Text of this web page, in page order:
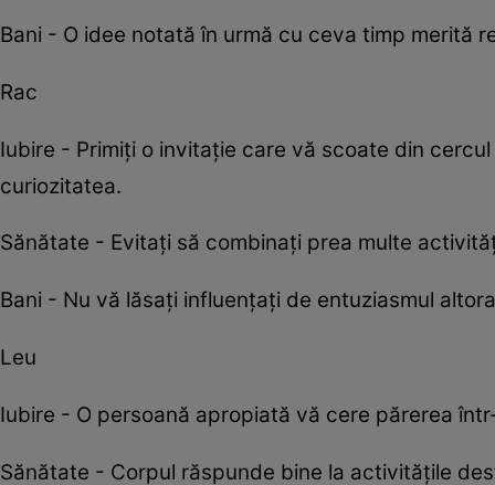
Bani - O idee notată în urmă cu ceva timp merită
Rac
Iubire - Primiți o invitație care vă scoate din
curiozitatea.
Sănătate - Evitați să combinați prea multe
Bani - Nu vă lăsați influențați de entuziasmul
Leu
Iubire - O persoană apropiată vă cere părerea
Sănătate - Corpul răspunde bine la activitățile